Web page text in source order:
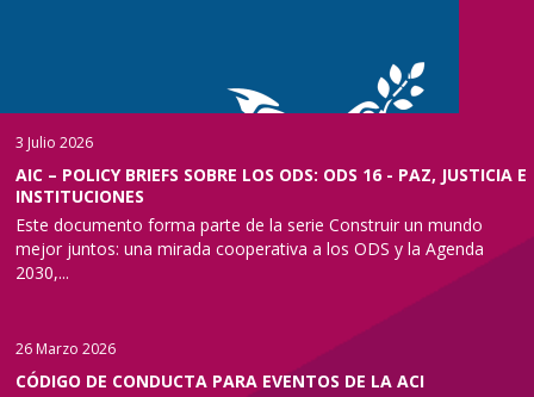
3 Julio 2026
AIC – POLICY BRIEFS SOBRE LOS ODS: ODS 16 - PAZ, JUSTICIA E
INSTITUCIONES
Este documento forma parte de la serie Construir un mundo
mejor juntos: una mirada cooperativa a los ODS y la Agenda
2030,...
26 Marzo 2026
CÓDIGO DE CONDUCTA PARA EVENTOS DE LA ACI